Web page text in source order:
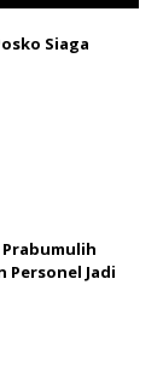
Siaga
Personel Jadi